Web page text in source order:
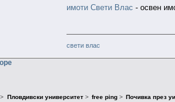
имоти Свети Влас - освен
свети влас
> Пловдивски университет> free ping> Почивка през